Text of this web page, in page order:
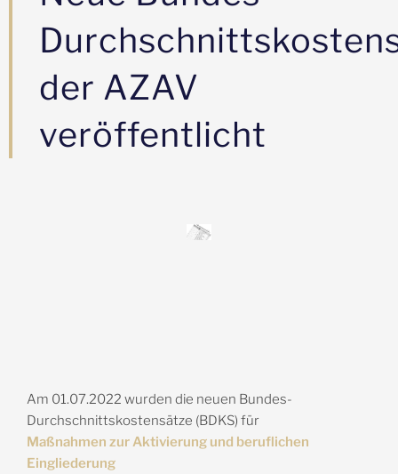
der AZAV
veröffentlicht
Am 01.07.2022 wurden die neuen Bundes-
Durchschnittskostensätze (BDKS) für
Maßnahmen zur Aktivierung und beruflichen
Eingliederung